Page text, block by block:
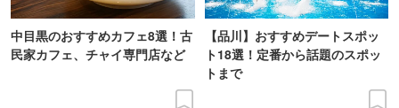
中目黒のおすすめカフェ8選！古
民家カフェ、チャイ専門店など
【品川】おすすめデートスポッ
ト18選！定番から話題のスポッ
トまで